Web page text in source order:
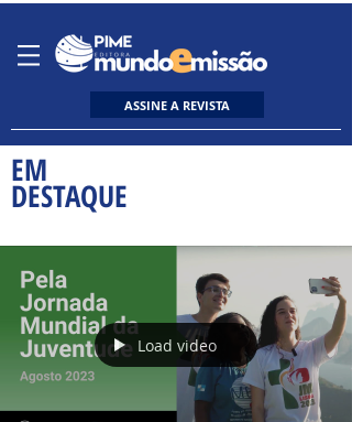
ASSINE A REVISTA
EM
DESTAQUE
Load video